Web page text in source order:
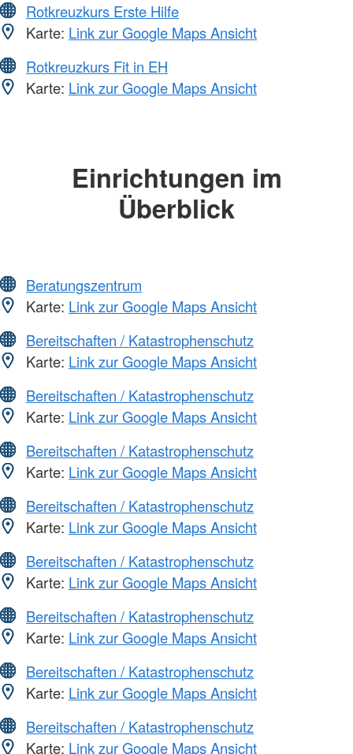
Rotkreuzkurs Erste Hilfe
Karte: Link zur Google Maps Ansicht
Rotkreuzkurs Fit in EH
Karte: Link zur Google Maps Ansicht
Einrichtungen im
Überblick
Beratungszentrum
Karte: Link zur Google Maps Ansicht
Bereitschaften / Katastrophenschutz
Karte: Link zur Google Maps Ansicht
Bereitschaften / Katastrophenschutz
Karte: Link zur Google Maps Ansicht
Bereitschaften / Katastrophenschutz
Karte: Link zur Google Maps Ansicht
Bereitschaften / Katastrophenschutz
Karte: Link zur Google Maps Ansicht
Bereitschaften / Katastrophenschutz
Karte: Link zur Google Maps Ansicht
Bereitschaften / Katastrophenschutz
Karte: Link zur Google Maps Ansicht
Bereitschaften / Katastrophenschutz
Karte: Link zur Google Maps Ansicht
Bereitschaften / Katastrophenschutz
Karte: Link zur Google Maps Ansicht